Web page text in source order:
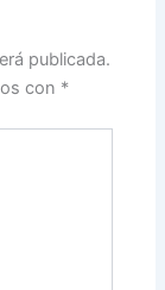
publicada.
con *